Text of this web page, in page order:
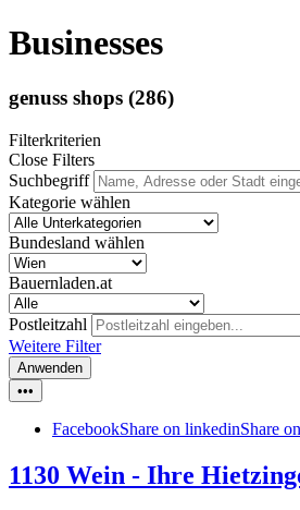
Businesses
genuss shops (286)
Filterkriterien
Close Filters
Suchbegriff
Kategorie wählen
Bundesland wählen
Bauernladen.at
Postleitzahl
Weitere Filter
Anwenden
•••
FacebookShare on linkedinShare
1130 Wein - Ihre